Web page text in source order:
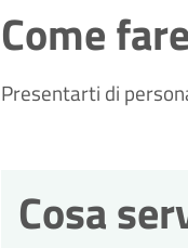
Come fare
Presentarti di
Cosa